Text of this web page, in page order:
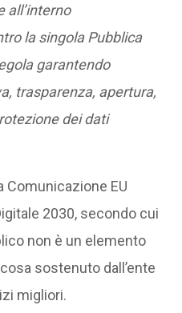
all’interno
la singola Pubblica
garantendo
trasparenza, apertura,
dei dati
EU
2030, secondo cui
non è un elemento
sostenuto dall’ente
migliori.